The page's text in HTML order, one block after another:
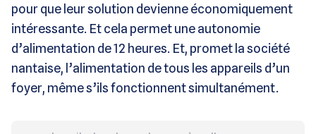
pour que leur solution devienne économiquement
intéressante. Et cela permet une autonomie
d’alimentation de 12 heures. Et, promet la société
nantaise, l’alimentation de tous les appareils d’un
foyer, même s’ils fonctionnent simultanément.